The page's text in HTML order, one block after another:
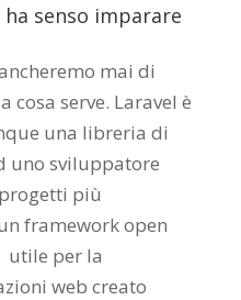
ha senso imparare
mai di
cosa serve. Laravel è
una libreria di
uno sviluppatore
più
framework open
utile per la
web creato